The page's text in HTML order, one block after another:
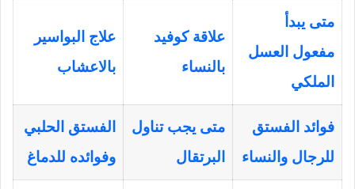
متى يبدأ
مفعول العسل
الملكي
علاقة كوفيد
بالنساء
علاج البواسير
بالاعشاب
فوائد الفستق
للرجال والنساء
متى يجب تناول
البرتقال
الفستق الحلبي
وفوائده للدماغ